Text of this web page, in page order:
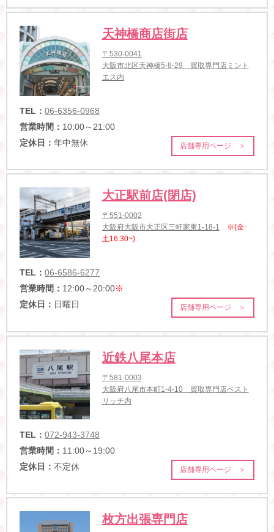
天神橋商店街店
〒530-0041
大阪市北区天神橋5-8-29 買取専門店ミント
エス内
TEL： 06-6356-0968
営業時間： 10:00～21:00
定休日： 年中無休 店舗専用ページ ＞
大正駅前店(閉店)
〒551-0002
大阪府大阪市大正区三軒家東1-18-1
※(金･
土16:30~)
TEL： 06-6586-6277
営業時間： 12:00～20:00※
定休日： 日曜日 店舗専用ページ ＞
近鉄八尾本店
〒581-0003
大阪府八尾市本町1-4-10 買取専門店ベスト
リッチ内
TEL： 072-943-3748
営業時間： 11:00～19:00
定休日： 不定休 店舗専用ページ ＞
枚方出張専門店